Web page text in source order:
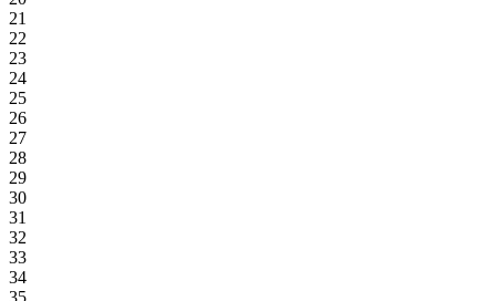
21
22
23
24
25
26
27
28
29
30
31
32
33
34
35